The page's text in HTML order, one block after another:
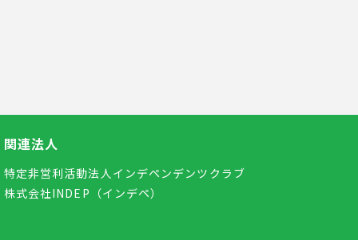
関連法人
特定非営利活動法人インデペンデンツクラブ
株式会社INDEP（インデペ）